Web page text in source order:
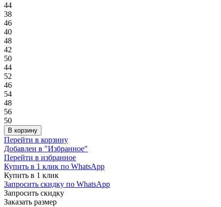
44
38
46
40
48
42
50
44
52
46
54
48
56
50
В корзину
Перейти в корзину
Добавлен в "Избранное"
Перейти в избранное
Купить в 1 клик по WhatsApp
Купить в 1 клик
Запросить скидку по WhatsApp
Запросить скидку
Заказать размер